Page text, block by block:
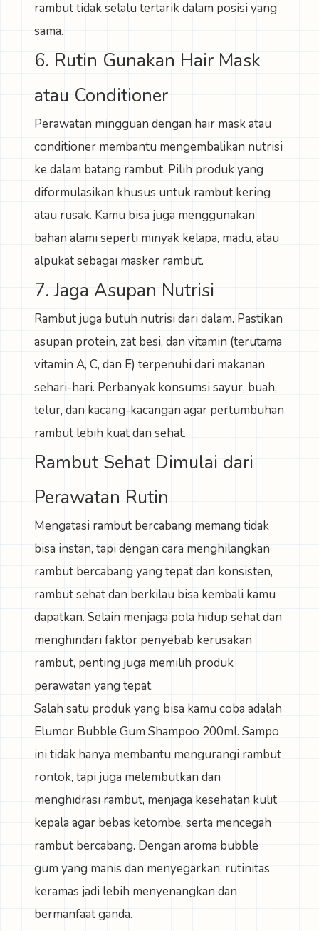
rambut tidak selalu tertarik dalam posisi yang
sama.
6. Rutin Gunakan Hair Mask
atau Conditioner
Perawatan mingguan dengan hair mask atau
conditioner membantu mengembalikan nutrisi
ke dalam batang rambut. Pilih produk yang
diformulasikan khusus untuk rambut kering
atau rusak. Kamu bisa juga menggunakan
bahan alami seperti minyak kelapa, madu, atau
alpukat sebagai masker rambut.
7. Jaga Asupan Nutrisi
Rambut juga butuh nutrisi dari dalam. Pastikan
asupan protein, zat besi, dan vitamin (terutama
vitamin A, C, dan E) terpenuhi dari makanan
sehari-hari. Perbanyak konsumsi sayur, buah,
telur, dan kacang-kacangan agar pertumbuhan
rambut lebih kuat dan sehat.
Rambut Sehat Dimulai dari
Perawatan Rutin
Mengatasi rambut bercabang memang tidak
bisa instan, tapi dengan cara menghilangkan
rambut bercabang yang tepat dan konsisten,
rambut sehat dan berkilau bisa kembali kamu
dapatkan. Selain menjaga pola hidup sehat dan
menghindari faktor penyebab kerusakan
rambut, penting juga memilih produk
perawatan yang tepat.
Salah satu produk yang bisa kamu coba adalah
Elumor Bubble Gum Shampoo 200ml. Sampo
ini tidak hanya membantu mengurangi rambut
rontok, tapi juga melembutkan dan
menghidrasi rambut, menjaga kesehatan kulit
kepala agar bebas ketombe, serta mencegah
rambut bercabang. Dengan aroma bubble
gum yang manis dan menyegarkan, rutinitas
keramas jadi lebih menyenangkan dan
bermanfaat ganda.